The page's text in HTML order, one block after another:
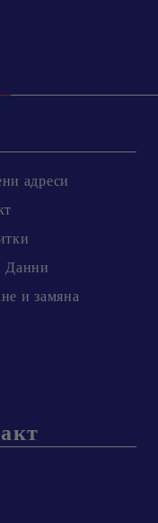
адреси
Данни
и замяна